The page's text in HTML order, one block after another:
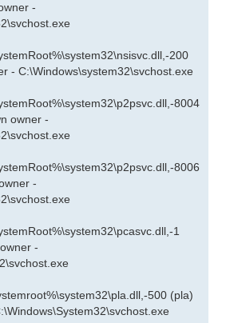
-
200
- C:\Windows\system32\svchost.exe
8004
owner -
8006
-
1
-
500 (pla)